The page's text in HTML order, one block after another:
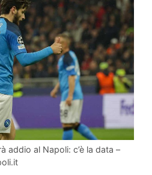
addio al Napoli: c’è la data –